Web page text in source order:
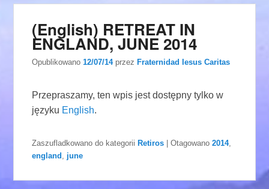
(English) RETREAT IN
ENGLAND, JUNE 2014
Opublikowano12/07/14 przez Fraternidad Iesus Caritas
Przepraszamy, ten wpis jest dostępny tylko w
języku English.
Zaszufladkowano do kategorii Retiros |Otagowano 2014,
england
june